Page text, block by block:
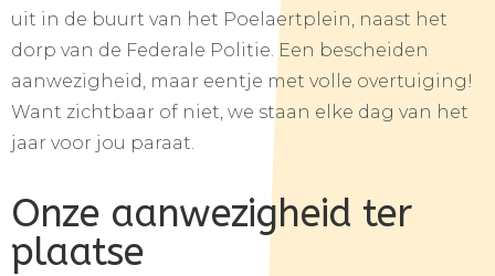
uit in de buurt van het Poelaertplein, naast het
dorp van de Federale Politie. Een bescheiden
aanwezigheid, maar eentje met volle overtuiging!
Want zichtbaar of niet, we staan elke dag van het
jaar voor jou paraat.
Onze aanwezigheid ter
plaatse